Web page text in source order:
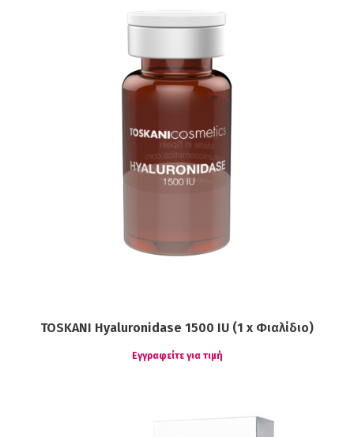
TOSKANI Hyaluronidase 1500 IU (1 x Φιαλίδιο)
Εγγραφείτε για τιμή